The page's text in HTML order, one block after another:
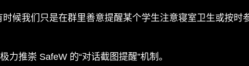
候我们只是在群里善意提醒某个学生注意寝室卫生或按
推崇 SafeW 的“对话截图提醒”机制。